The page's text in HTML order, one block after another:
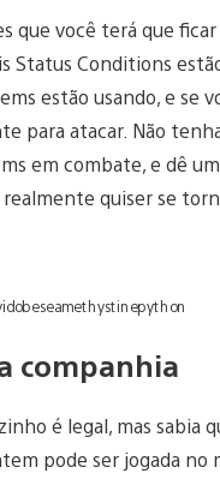
que você terá que
Status Conditions
estão usando, e se
para atacar. Não
em combate, e dê
quiser se
companhia
é legal, mas sabia
pode ser jogada no